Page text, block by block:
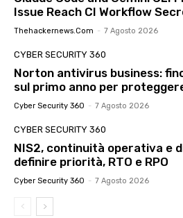
Issue Reach CI Workflow
Thehackernews.com - 7 Agosto 2026
CYBER SECURITY 360
Norton antivirus business:
sul primo anno per
Cyber Security 360 - 7 Agosto 2026
CYBER SECURITY 360
NIS2, continuità operativa e
definire priorità, RTO e RPO
Cyber Security 360 - 7 Agosto 2026